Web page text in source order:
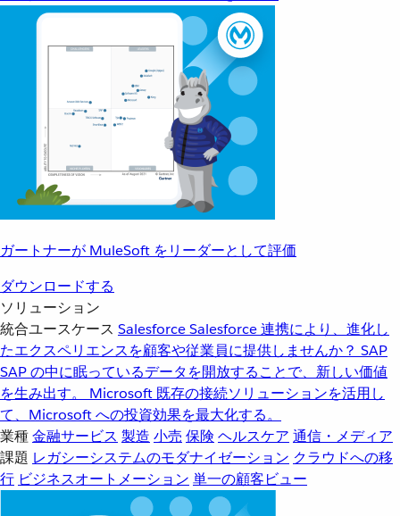
ガートナーが MuleSoft をリーダーとして評価
ダウンロードする
ソリューション
統合ユースケース SalesforceSalesforce 連携により、進化し
たエクスペリエンスを顧客や従業員に提供しませんか？ SAP
SAP の中に眠っているデータを開放することで、新しい価値
を生み出す。
Microsoft 既存の接続ソリューションを活用し
て、Microsoft への投資効果を最大化する。
業種金融サービス 製造 小売 保険 ヘルスケア 通信・メディア
課題 レガシーシステムのモダナイゼーション クラウドへの移
行 ビジネスオートメーション 単一の顧客ビュー